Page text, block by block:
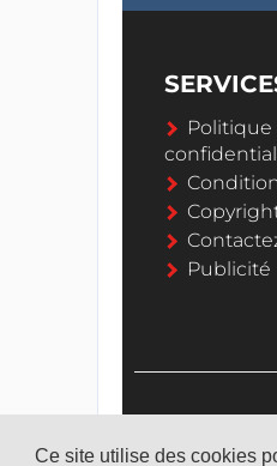
Ce site utilise des cookies
Politique
Publicité